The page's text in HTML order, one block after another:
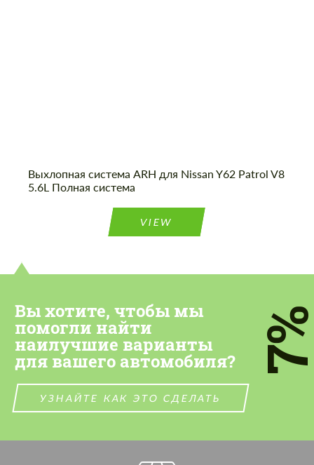
Выхлопная система ARH для Nissan Y62 Patrol V8
5.6L Полная система
VIEW
Вы хотите, чтобы мы
помогли найти
наилучшие варианты
для вашего автомобиля?
УЗНАЙТЕ КАК ЭТО СДЕЛАТЬ